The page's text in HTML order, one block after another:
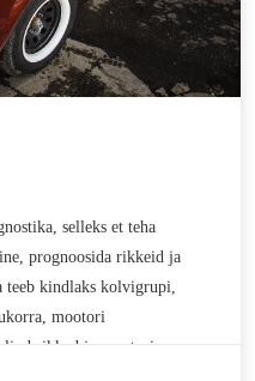
selleks et teha
prognoosida rikkeid ja
teeb kindlaks kolvigrupi,
mootori
rikked ja mootori
etapil. Meie